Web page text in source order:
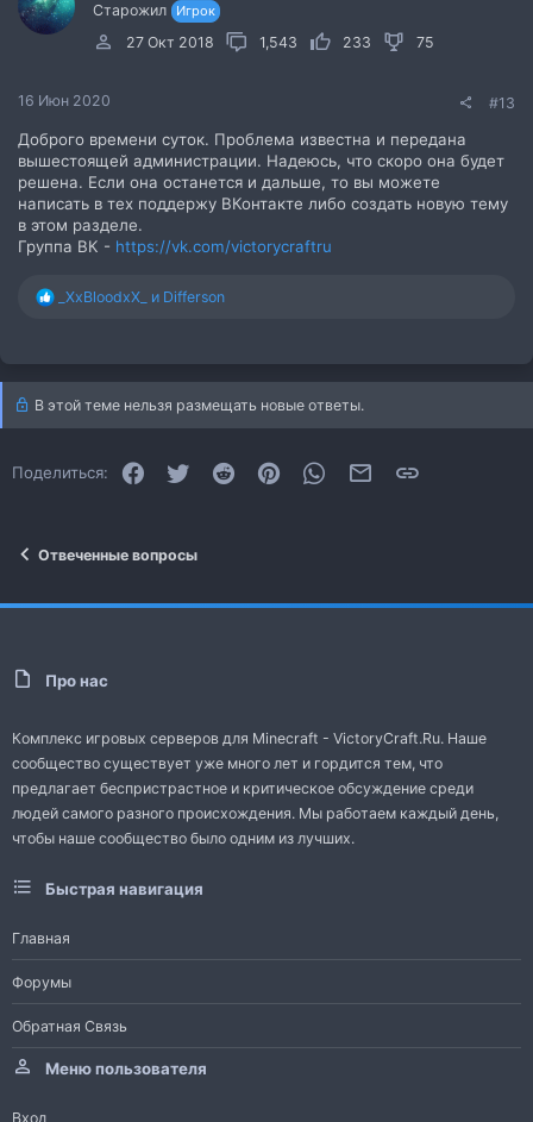
Старожил Игрок
27 Окт 2018 1,543 233 75
16 Июн 2020 #13
Доброго времени суток. Проблема известна и передана
вышестоящей администрации. Надеюсь, что скоро она будет
решена. Если она останется и дальше, то вы можете
написать в тех поддержу ВКонтакте либо создать новую тему
в этом разделе.
Группа ВК - https://vk.com/victorycraftru
Р_XxBloodxX_ и Differson
В этой теме нельзя размещать новые ответы.
Поделиться: FacebookTwitter Reddit PinterestWhatsAppЭлектронная почта
Отвеченные вопросы
Про нас
Комплекс игровых серверов для Minecraft - VictoryCraft.Ru. Наше
сообщество существует уже много лет и гордится тем, что
предлагает беспристрастное и критическое обсуждение среди
людей самого разного происхождения. Мы работаем каждый день,
чтобы наше сообщество было одним из лучших.
Быстрая навигация
Главная
Форумы
Обратная Связь
Меню пользователя
Вход